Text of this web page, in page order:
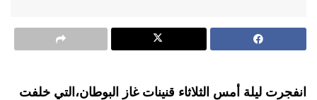
انفجرت ليلة أمس الثلاثاء قنينات غاز البوطان،التي خلفت